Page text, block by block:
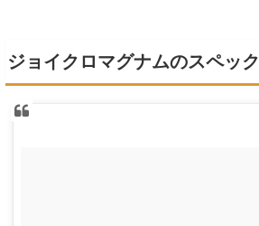
ジョイクロマグナムのスペック